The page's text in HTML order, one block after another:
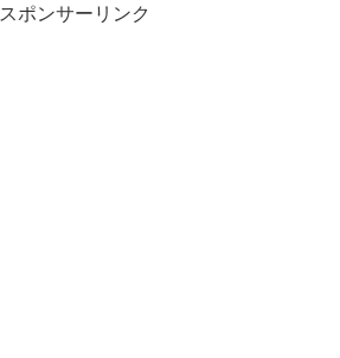
スポンサーリンク